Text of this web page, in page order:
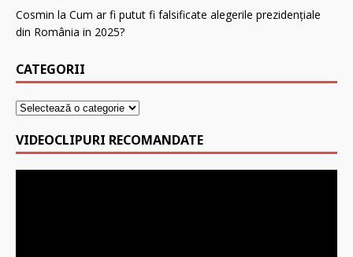
Cosmin la Cum ar fi putut fi falsificate alegerile prezidenţiale
din România in 2025?
CATEGORII
VIDEOCLIPURI RECOMANDATE